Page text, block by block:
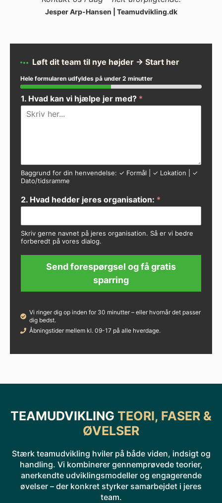
Jesper Arp-Hansen | Teamudvikling.dk
Løft dit team til nye højder → Start her
Hele formularen udfyldes på under 2 minutter
1. Hvad kan vi hjælpe jer med? *
Baggrund for din henvendelse: ✓ Formål | ✓ Lokation | ✓
Dato/tidsramme
2. Hvad hedder jeres organisation: *
Skriv gerne navnet på jeres organisation. Så er vi bedre
forberedt på vores dialog.
Send forespørgsel og få gratis
sparring
Vi ringer dig op inden for 30 minutter – eller hvornår det passer
dig bedst.
Åbningstider mellem kl. 09-17 på alle hverdage.
TEAMUDVIKLING TEORI, FASER &
ØVELSER
Stærk teamudvikling hviler på både viden, indsigt og
handling. Vi kombinerer gennemprøvede teorier,
anerkendte udviklingsmodeller og engagerende
øvelser – der konkret styrker samarbejdet i jeres
team.